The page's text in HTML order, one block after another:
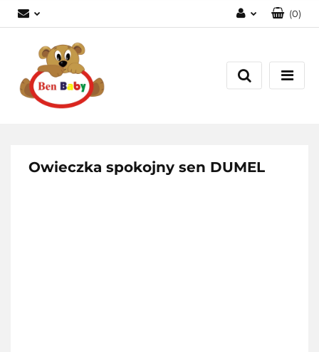
Zarejestruj się
Dodaj zgłoszenie
(0)
Owieczka spokojny sen DUMEL